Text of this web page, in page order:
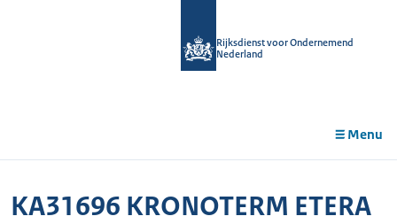
Rijksdienst voor Ondernemend
Nederland
Menu
KA31696 KRONOTERM ETERA